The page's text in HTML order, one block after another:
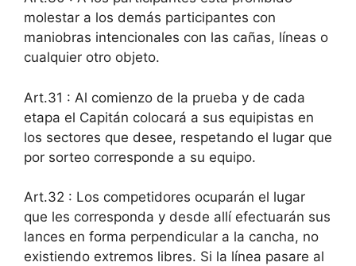
molestar a los demás participantes con
maniobras intencionales con las cañas, líneas o
cualquier otro objeto.
Art.31 : Al comienzo de la prueba y de cada
etapa el Capitán colocará a sus equipistas en
los sectores que desee, respetando el lugar que
por sorteo corresponde a su equipo.
Art.32 : Los competidores ocuparán el lugar
que les corresponda y desde allí efectuarán sus
lances en forma perpendicular a la cancha, no
existiendo extremos libres. Si la línea pasare al